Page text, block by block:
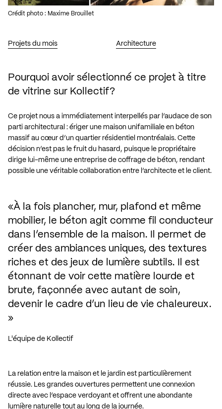
Projets du mois Architecture
Crédit photo : Maxime Brouillet
Pourquoi avoir sélectionné ce projet à titre
de vitrine sur Kollectif?
Ce projet nous a immédiatement interpellés par l’audace de son
parti architectural : ériger une maison unifamiliale en béton
massif au cœur d’un quartier résidentiel montréalais. Cette
décision n’est pas le fruit du hasard, puisque le propriétaire
dirige lui-même une entreprise de coffrage de béton, rendant
possible une véritable collaboration entre l’architecte et le client.
À la fois plancher, mur, plafond et même
mobilier, le béton agit comme fil conducteur
dans l’ensemble de la maison. Il permet de
créer des ambiances uniques, des textures
riches et des jeux de lumière subtils. Il est
étonnant de voir cette matière lourde et
brute, façonnée avec autant de soin,
devenir le cadre d’un lieu de vie chaleureux.
L'équipe de Kollectif
La relation entre la maison et le jardin est particulièrement
réussie. Les grandes ouvertures permettent une connexion
directe avec l’espace verdoyant et offrent une abondante
lumière naturelle tout au long de la journée.